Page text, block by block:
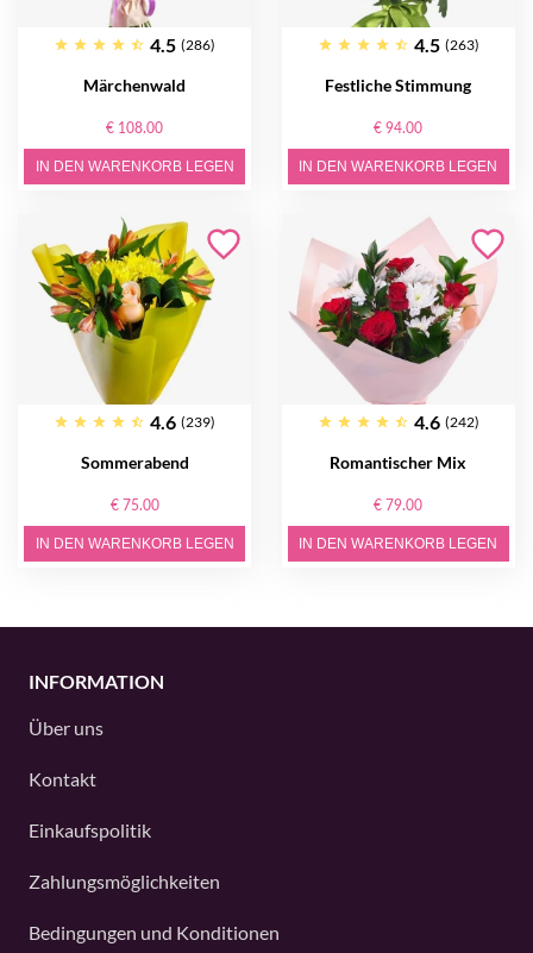
4.5 (286)
Märchenwald
€ 108.00
IN DEN WARENKORB LEGEN
4.5 (263)
Festliche Stimmung
€ 94.00
IN DEN WARENKORB LEGEN
4.6 (239)
Sommerabend
€ 75.00
IN DEN WARENKORB LEGEN
4.6 (242)
Romantischer Mix
€ 79.00
IN DEN WARENKORB LEGEN
INFORMATION
Über uns
Kontakt
Einkaufspolitik
Zahlungsmöglichkeiten
Bedingungen und Konditionen